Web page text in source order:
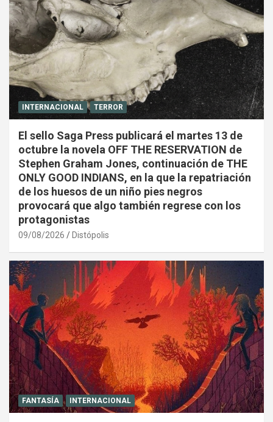
INTERNACIONAL TERROR
El sello Saga Press publicará el martes 13 de
octubre la novela OFF THE RESERVATION de
Stephen Graham Jones, continuación de THE
ONLY GOOD INDIANS, en la que la repatriación
de los huesos de un niño pies negros
provocará que algo también regrese con los
protagonistas
09/08/2026 Distópolis
FANTASÍA INTERNACIONAL